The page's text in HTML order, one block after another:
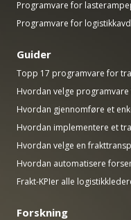
Programvare for
Programvare for
Guider
Topp 17 programvare for
Hvordan velge
Hvordan gjennomføre et
Hvordan implementere et
Hvordan velge en
Hvordan automatisere
Frakt-KPIer alle
Forskning